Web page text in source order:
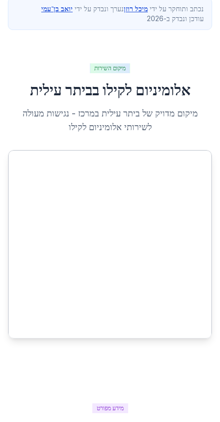
נכתב ותוחקר על ידי מיכל רוזןנערך ונבדק על ידי יואב בן־עמי
עודכן ונבדק ב-2026
מיקום השירות
אלומיניום לקילובביתר עילית
מיקום מדויק של ביתר עילית במרכז - נגישות מעולה
לשירותי אלומיניום לקילו
מידע מפורט